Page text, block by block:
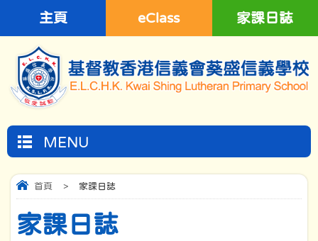
主頁 eClass 家課日誌
MENU
首頁 > 家課日誌
家課日誌